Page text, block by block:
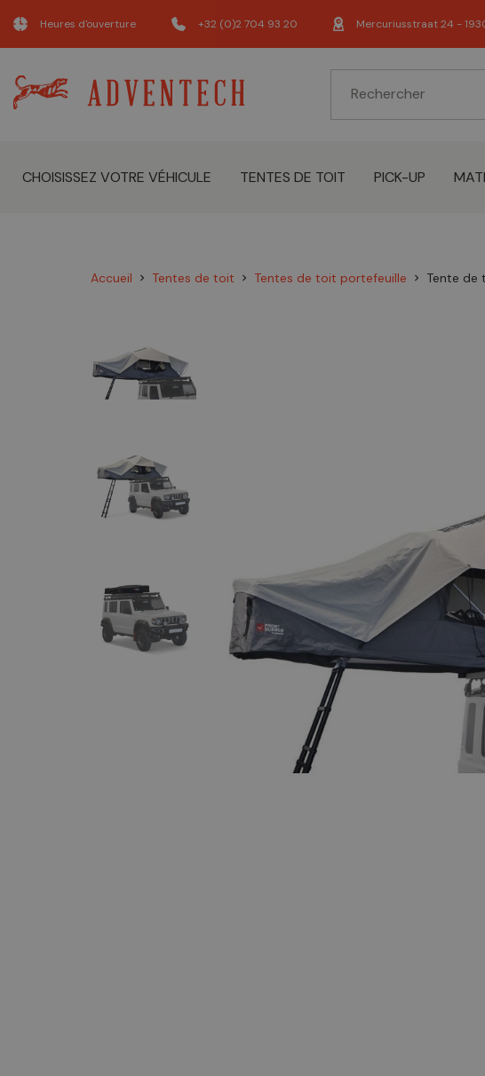
Heures d'ouverture +32 (0)2 704 93 20 Mercuriusstraat 24 -
CHOISISSEZ VOTRE VÉHICULE TENTES DE TOIT PICK-UP
Accueil chevron_right Tentes de toit chevron_right Tentes de toit portefeuille chevron_right Tente de